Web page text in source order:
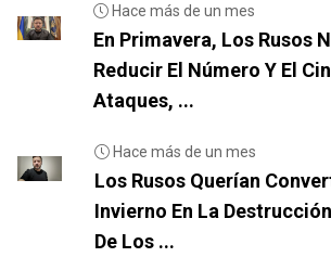
Hace más de un mes
En Primavera, Los Rusos
Reducir El Número Y El
Ataques, ...
Hace más de un mes
Los Rusos Querían
Invierno En La
De Los ...